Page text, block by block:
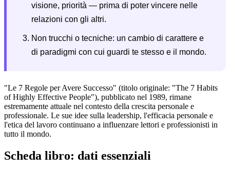
visione, priorità — prima di poter vincere nelle
relazioni con gli altri.
Non trucchi o tecniche: un cambio di carattere e
di paradigmi con cui guardi te stesso e il mondo.
"Le 7 Regole per Avere Successo" (titolo originale: "The 7 Habits
of Highly Effective People"), pubblicato nel 1989, rimane
estremamente attuale nel contesto della crescita personale e
professionale. Le sue idee sulla leadership, l'efficacia personale e
l'etica del lavoro continuano a influenzare lettori e professionisti in
tutto il mondo.
Scheda libro: dati essenziali